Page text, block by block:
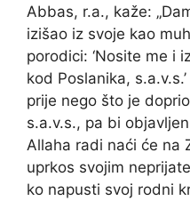
Abbas, r.a., kaže:
izišao iz svoje kao
porodici: ‘Nosite me i
kod Poslanika,
prije nego što je
s.a.v.s., pa bi
Allaha radi naći će na
uprkos svojim
ko napusti svoj rodni